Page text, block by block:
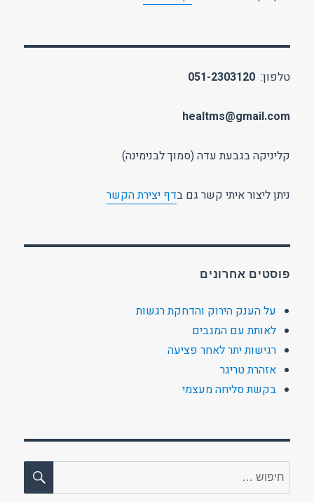
טלפון:051-2303120
healtms@gmail.com
קליניקה בגבעת עדה (סמוך לבנימינה)
ניתן ליצור איתי קשר גם בדף יצירת הקשר
פוסטים אחרונים
על הענק הירוק והדחקת רגשות
לאותת עם המגבים
רגישות יתר לאחר פציעה
אזהרת טריגר
בקשת סליחה מעצמי
חפש: